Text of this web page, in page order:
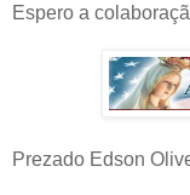
Espero a
Prezado Edson